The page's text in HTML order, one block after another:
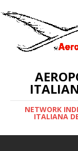
NETWORK
ITALIANA